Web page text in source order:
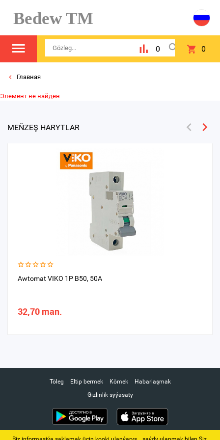
Bedew TM
0 0
Главная
Элемент не найден
MEŇZEŞ HARYTLAR
Awtomat VIKO 1P B50, 50A
32,70 man.
Töleg Eltip bermek Kömek
Habarlaşmak
Gizlinlik syýasaty